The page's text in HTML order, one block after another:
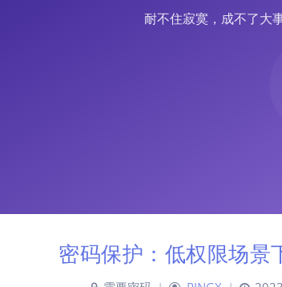
耐不住寂寞，成不了大
密码保护：低权限场景